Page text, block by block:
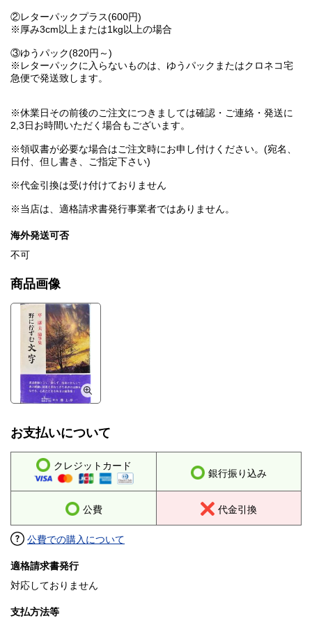
②レターパックプラス(600円)
※厚み3cm以上または1kg以上の場合
③ゆうパック(820円～)
※レターパックに入らないものは、ゆうパックまたはクロネコ宅
急便で発送致します。
※休業日その前後のご注文につきましては確認・ご連絡・発送に
2,3日お時間いただく場合もございます。
※領収書が必要な場合はご注文時にお申し付けください。(宛名、
日付、但し書き、ご指定下さい)
※代金引換は受け付けておりません
※当店は、適格請求書発行事業者ではありません。
海外発送可否
不可
商品画像
お支払いについて
クレジットカード
銀行振り込み
公費 代金引換
公費での購入について
適格請求書発行
対応しておりません
支払方法等